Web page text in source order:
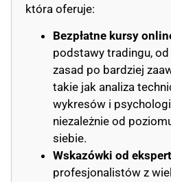
która oferuje:
Bezpłatne kursy
podstawy tradingu,
zasad po bardziej
takie jak analiza
wykresów i
niezależnie od
siebie.
Wskazówki od
profesjonalistów z